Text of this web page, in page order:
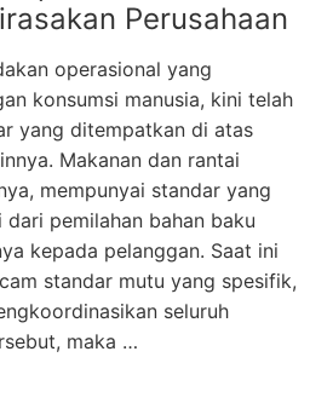
Perusahaan
operasional yang
konsumsi manusia, kini telah
yang ditempatkan di atas
Makanan dan rantai
mempunyai standar yang
pemilahan bahan baku
kepada pelanggan. Saat ini
standar mutu yang spesifik,
seluruh
maka …